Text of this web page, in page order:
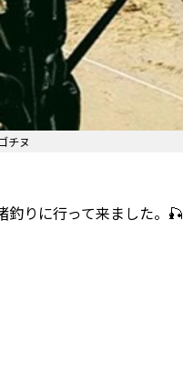
チヌ
りに行って来ました。🎣